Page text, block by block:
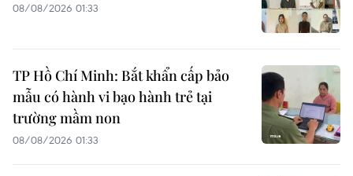
08/08/2026 01:33
TP Hồ Chí Minh: Bắt khẩn cấp bảo
mẫu có hành vi bạo hành trẻ tại
trường mầm non
08/08/2026 01:33